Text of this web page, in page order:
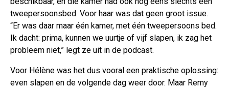
tweepersoonsbed. Voor haar was dat geen groot issue.
“Er was daar maar één kamer, met één tweepersoons bed.
Ik dacht: prima, kunnen we uurtje of vijf slapen, ik zag het
probleem niet,” legt ze uit in de podcast.
Voor Hélène was het dus vooral een praktische oplossing:
even slapen en de volgende dag weer door. Maar Remy